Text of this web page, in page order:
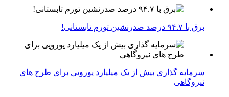
برق با ۹۴.۷ درصد صدرنشین تورم تابستانی!
سرمایه گذاری بیش از یک میلیارد یورویی برای طرح های
نیروگاهی